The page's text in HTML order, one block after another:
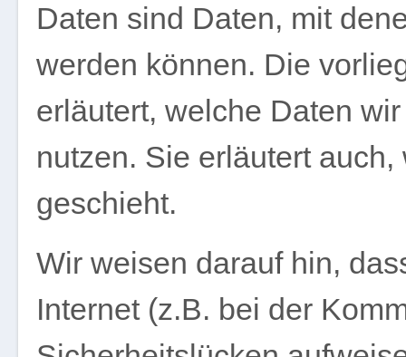
Daten sind Daten, mit
werden können. Die
erläutert, welche Daten
nutzen. Sie erläutert
geschieht.
Wir weisen darauf hin,
Internet (z.B. bei der